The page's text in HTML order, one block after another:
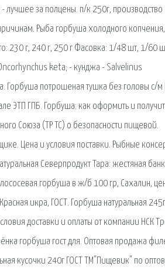
лучшее за полцены. п/к 250г, производство
Рыба горбуша холодного копчения,
230 г, 240 г, 250 г Фасовка: 1/48 шт, 1/60
keta; - кунджа - Salvelinus
потрошеная тушка без головы с/м
ЭТП ГПБ. Горбуша: как оформить и
Союза (ТР ТС) о безопасности пищевой.
Цена и условия поставки. Рыбные
Северпродукт Тара: жестяная
горбуша в ж/б 100 гр, Сахалин,
икра, ГОСТ. Горбуша натуральная 245г
доставки и оплаты от компании НСК
горбуша гост для. Оптовая продажа
кусочки 240г ГОСТ ТМ"Пищевик" по